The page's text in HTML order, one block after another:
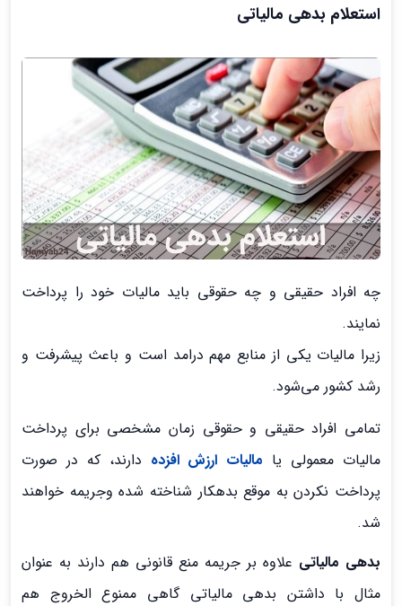
استعلام بدهی مالیاتی
چه افراد حقیقی و چه حقوقی باید مالیات خود را پرداخت
نمایند.
زیرا مالیات یکی از منابع مهم درامد است و باعث پیشرفت و
رشد کشور می‌شود.
تمامی افراد حقیقی و حقوقی زمان مشخصی برای پرداخت
مالیات معمولی یا مالیات ارزش افزده دارند، که در صورت
پرداخت نکردن به موقع بدهکار شناخته شده وجریمه خواهند
شد.
بدهی مالیاتی علاوه بر جریمه منع قانونی هم دارند به عنوان
مثال با داشتن بدهی مالیاتی گاهی ممنوع الخروج هم